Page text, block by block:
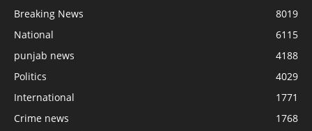
Breaking News
8019
National
6115
punjab news
4188
Politics
4029
International
1771
Crime news
1768